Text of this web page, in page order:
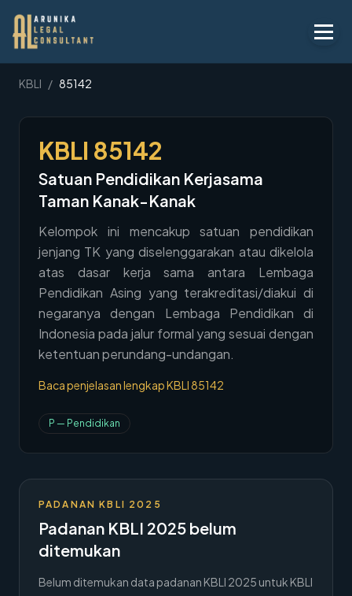
Layanan
Peraturan
KBLI
Tentang
Penawaran
Blog
Legal AI
KBLI / 85142
KBLI 85142
Satuan Pendidikan Kerjasama
Taman Kanak-Kanak
Kelompok ini mencakup satuan pendidikan
jenjang TK yang diselenggarakan atau dikelola
atas dasar kerja sama antara Lembaga
Pendidikan Asing yang terakreditasi/diakui di
negaranya dengan Lembaga Pendidikan di
Indonesia pada jalur formal yang sesuai dengan
ketentuan perundang-undangan.
Baca penjelasan lengkap KBLI85142
P — Pendidikan
PADANAN KBLI 2025
Padanan KBLI 2025 belum
ditemukan
Belum ditemukan data padanan KBLI 2025 untuk KBLI